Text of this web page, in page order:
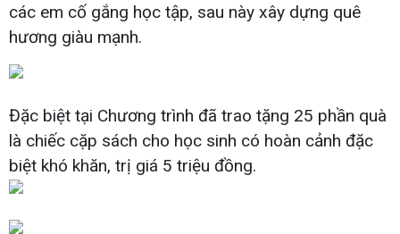
các em cố gắng học tập, sau này xây dựng quê
hương giàu mạnh.
Đặc biệt tại Chương trình đã trao tặng 25 phần quà
là chiếc cặp sách cho học sinh có hoàn cảnh đặc
biệt khó khăn, trị giá 5 triệu đồng.